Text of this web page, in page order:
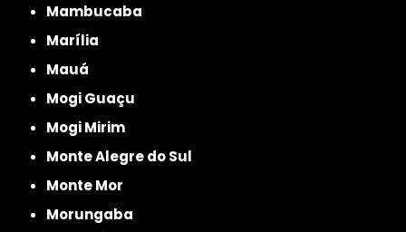
Mambucaba
Marília
Mauá
Mogi Guaçu
Mogi Mirim
Monte Alegre do Sul
Monte Mor
Morungaba